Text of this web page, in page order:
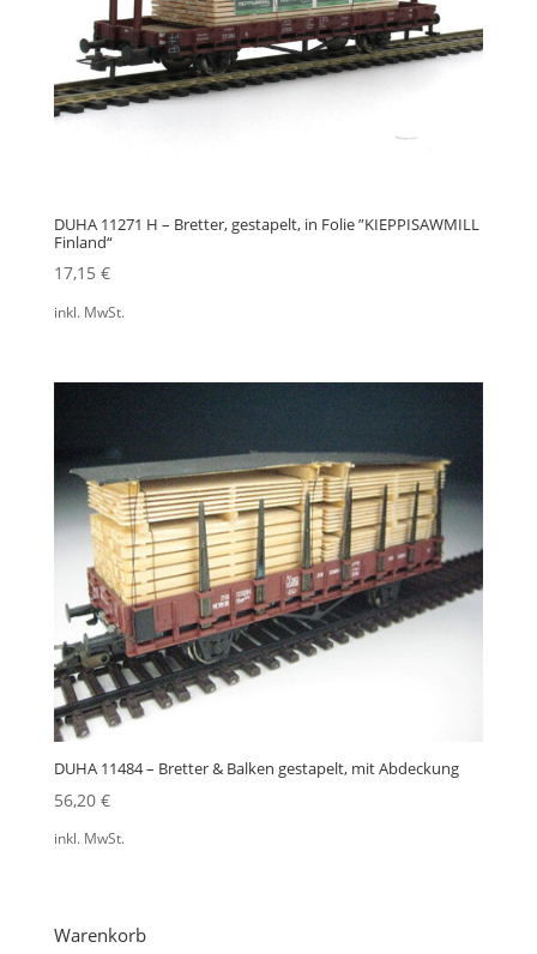
DUHA 11271 H – Bretter, gestapelt, in Folie ”KIEPPISAWMILL
Finland“
17,15 €
inkl. MwSt.
DUHA 11484 – Bretter & Balken gestapelt, mit Abdeckung
56,20 €
inkl. MwSt.
Warenkorb